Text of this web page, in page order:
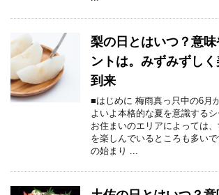
梨の日とはいつ？意
ントは。みずみずし
到来
■はじめに 梅雨真っ只中の6月
よいよ本格的な夏を意識するシ
お住まいのエリアによっては
を楽しんでいるところも多い
の始まり ...